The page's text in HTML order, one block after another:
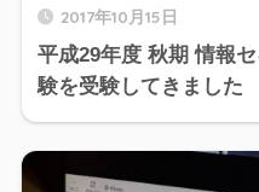
2017年10月15日
平成29年度 秋期 情報
験を受験してきました